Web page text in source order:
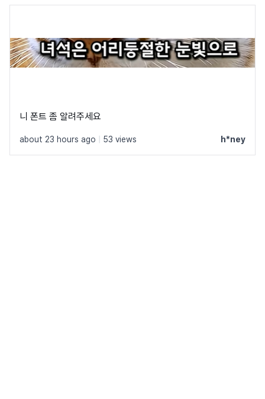
니 폰트 좀 알려주세요
about 23 hours ago 53 views h*ney